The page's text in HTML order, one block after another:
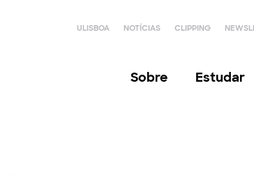
ULISBOA NOTÍCIAS CLIPPING
Sobre Estudar